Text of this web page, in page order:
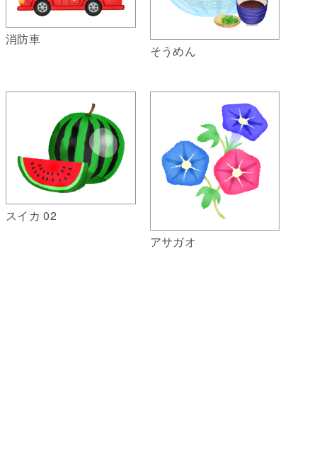
消防車
そうめん
スイカ 02
アサガオ